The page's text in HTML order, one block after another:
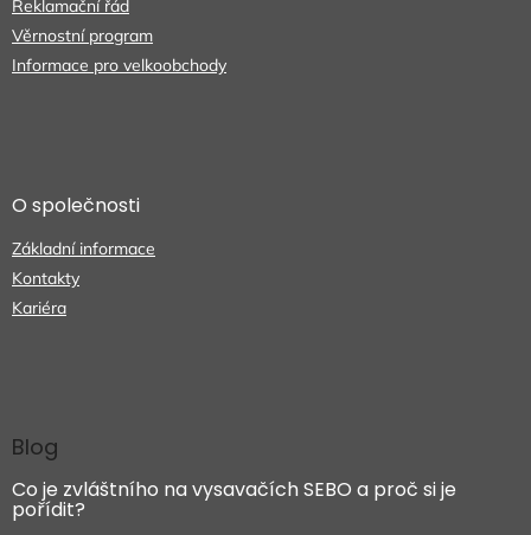
Reklamační řád
Věrnostní program
Informace pro velkoobchody
O společnosti
Základní informace
Kontakty
Kariéra
Blog
Co je zvláštního na vysavačích SEBO a proč si je
pořídit?